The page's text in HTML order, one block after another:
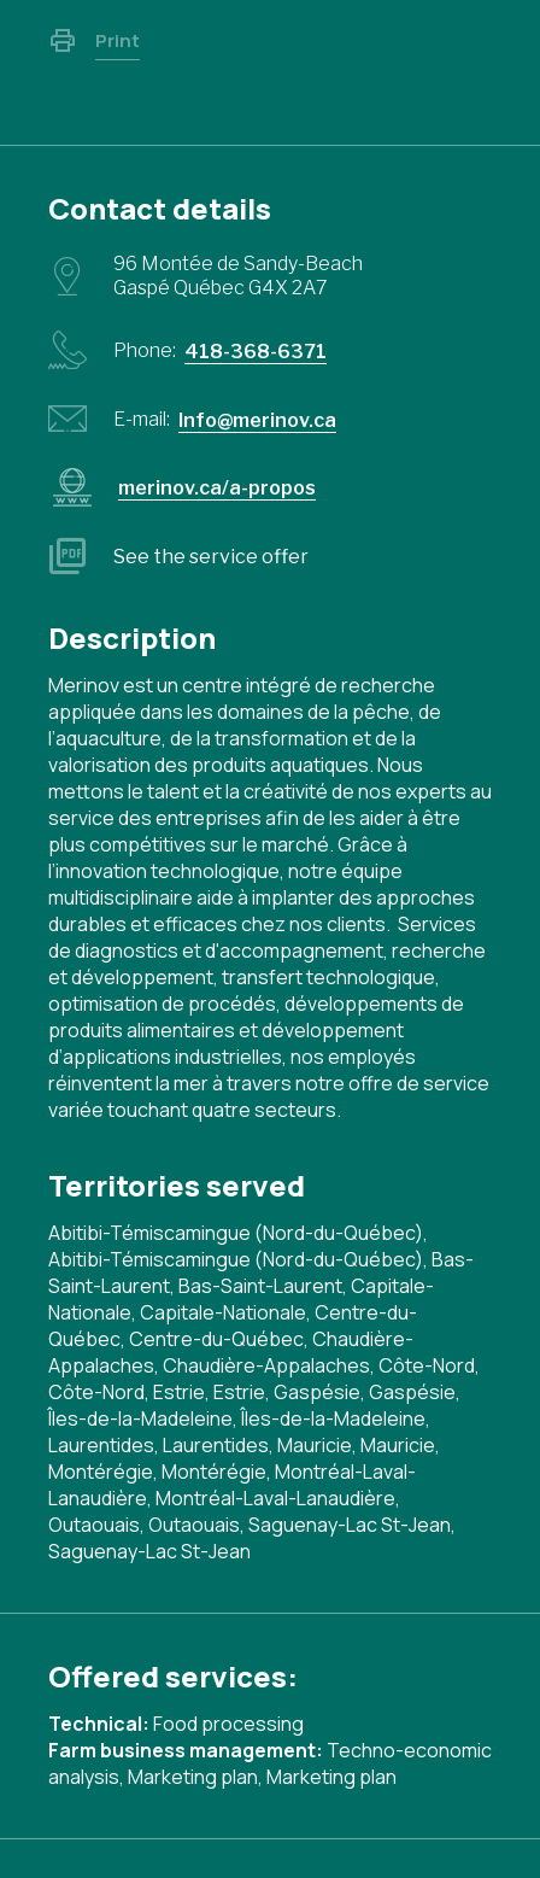
Print
Contact details
96 Montée de Sandy-Beach
Gaspé Québec G4X 2A7
Phone: 418-368-6371
E-mail: Info@merinov.ca
merinov.ca/a-propos
See the service offer
Description
Merinov est un centre intégré de recherche
appliquée dans les domaines de la pêche, de
l’aquaculture, de la transformation et de la
valorisation des produits aquatiques. Nous
mettons le talent et la créativité de nos experts au
service des entreprises afin de les aider à être
plus compétitives sur le marché. Grâce à
l’innovation technologique, notre équipe
multidisciplinaire aide à implanter des approches
durables et efficaces chez nos clients. Services
de diagnostics et d'accompagnement, recherche
et développement, transfert technologique,
optimisation de procédés, développements de
produits alimentaires et développement
d’applications industrielles, nos employés
réinventent la mer à travers notre offre de service
variée touchant quatre secteurs.
Territories served
Abitibi-Témiscamingue (Nord-du-Québec),
Abitibi-Témiscamingue (Nord-du-Québec), Bas-
Saint-Laurent, Bas-Saint-Laurent, Capitale-
Nationale, Capitale-Nationale, Centre-du-
Québec, Centre-du-Québec, Chaudière-
Appalaches, Chaudière-Appalaches, Côte-Nord,
Côte-Nord, Estrie, Estrie, Gaspésie, Gaspésie,
Îles-de-la-Madeleine, Îles-de-la-Madeleine,
Laurentides, Laurentides, Mauricie, Mauricie,
Montérégie, Montérégie, Montréal-Laval-
Lanaudière, Montréal-Laval-Lanaudière,
Outaouais, Outaouais, Saguenay-Lac St-Jean,
Saguenay-Lac St-Jean
Offered services:
Technical: Food processing
Farm business management: Techno-economic
analysis, Marketing plan, Marketing plan